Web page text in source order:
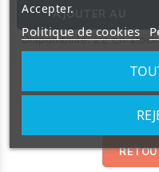
AJOUTER AU
Disponibilité:22 En stock
Accepter.
Politique de cookies